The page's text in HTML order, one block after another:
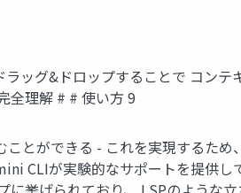
グ&ドロップすることで コンテ
全理解 # # 使い方 9
とができる - これを実現するた
CLIが実験的なサポートを提供